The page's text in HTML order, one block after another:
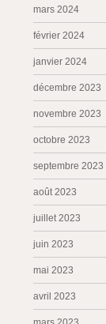
mars 2024
février 2024
janvier 2024
décembre 2023
novembre 2023
octobre 2023
septembre 2023
août 2023
juillet 2023
juin 2023
mai 2023
avril 2023